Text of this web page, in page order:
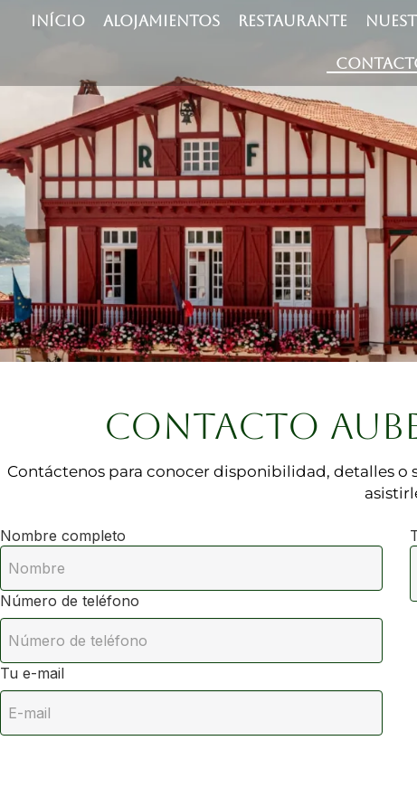
INÍCIO ALOJAMIENTOS RESTAURANTE
CONTACTO
Contáctenos para conocer disponibilidad, detalles o
Nombre completo
Número de teléfono
Tu e-mail